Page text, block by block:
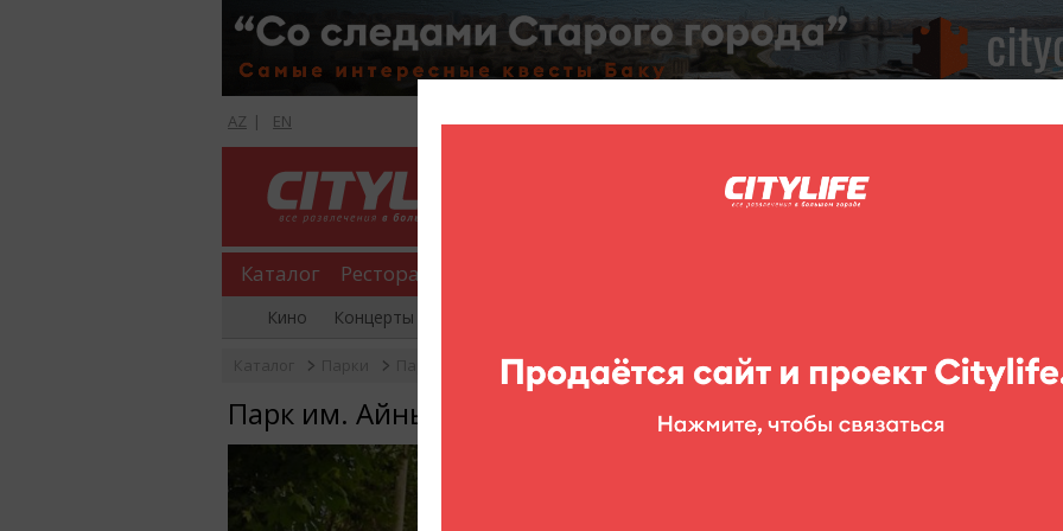
AZ | EN
Каталог Рестораны
Кино Концерты
Парк им. Айны Султановой
Парк им. Айны Султановой